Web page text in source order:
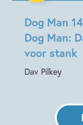
Dog Man
Dog Man:
voor stank
Dav Pilkey